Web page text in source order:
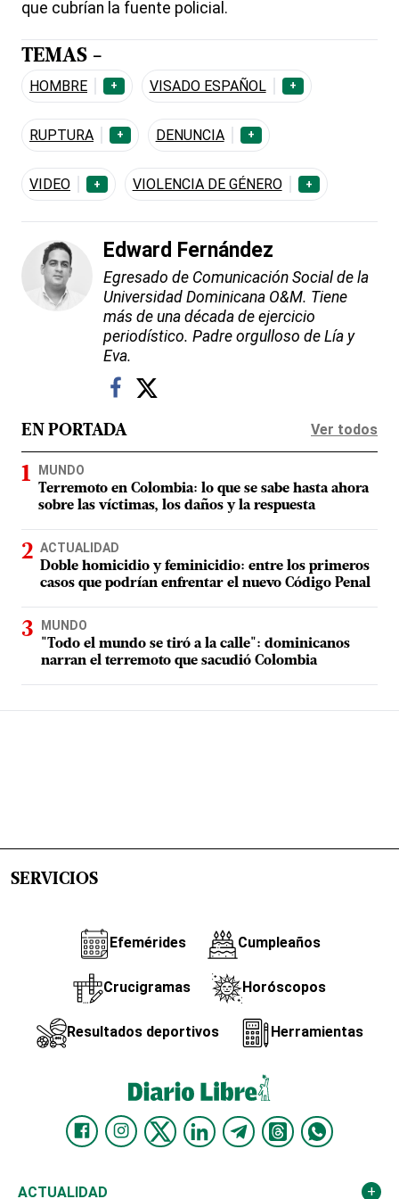
que cubrían la fuente policial.
TEMAS -
HOMBRE + VISADO ESPAÑOL +
RUPTURA + DENUNCIA +
VIDEO + VIOLENCIA DE GÉNERO +
Edward Fernández
Egresado de Comunicación Social de la
Universidad Dominicana O&M. Tiene
más de una década de ejercicio
periodístico. Padre orgulloso de Lía y
Eva.
EN PORTADA Ver todos
MUNDO
Terremoto en Colombia: lo que se sabe hasta ahora
sobre las víctimas, los daños y la respuesta
ACTUALIDAD
Doble homicidio y feminicidio: entre los primeros
casos que podrían enfrentar el nuevo Código Penal
MUNDO
"Todo el mundo se tiró a la calle": dominicanos
narran el terremoto que sacudió Colombia
SERVICIOS
Efemérides Cumpleaños
Crucigramas Horóscopos
Resultados deportivos Herramientas
ACTUALIDAD